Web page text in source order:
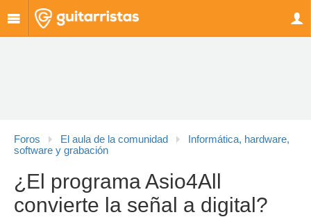
Foros El aula de la comunidad
Informática, hardware,
software y grabación
¿El programa Asio4All
convierte la señal a digital?